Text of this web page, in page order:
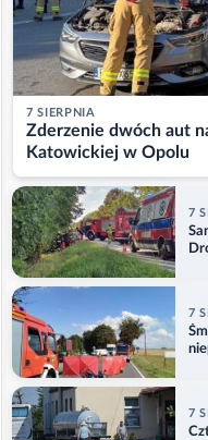
7 SIERPNIA
Zderzenie dwóch aut
Katowickiej w Opolu
7
7
7